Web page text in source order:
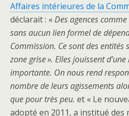
Affaires intérieures de la
déclarait : «Des agences
sans aucun lien formel de
Commission. Ce sont des entités
zone grise ». Elles jouissent
importante. On nous rend
nombre de leurs agissements
que pour très peu. et « Le
adopté en 2011, a institué des